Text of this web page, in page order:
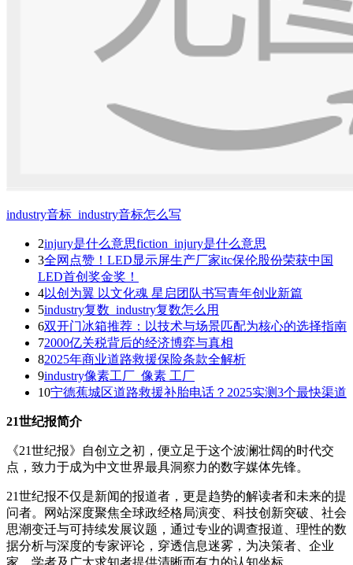
industry音标_industry音标怎么写
2injury是什么意思fiction_injury是什么意思
3全网点赞！LED显示屏生产厂家itc保伦股份荣获中国
LED首创奖金奖！
4以创为翼 以文化魂 星启团队书写青年创业新篇
5industry复数_industry复数怎么用
6双开门冰箱推荐：以技术与场景匹配为核心的选择指南
72000亿关税背后的经济博弈与真相
82025年商业道路救援保险条款全解析
9industry像素工厂_像素 工厂
10宁德蕉城区道路救援补胎电话？2025实测3个最快渠道
21世纪报简介
《21世纪报》自创立之初，便立足于这个波澜壮阔的时代交
点，致力于成为中文世界最具洞察力的数字媒体先锋。
21世纪报不仅是新闻的报道者，更是趋势的解读者和未来的提
问者。网站深度聚焦全球政经格局演变、科技创新突破、社会
思潮变迁与可持续发展议题，通过专业的调查报道、理性的数
据分析与深度的专家评论，穿透信息迷雾，为决策者、企业
家、学者及广大求知者提供清晰而有力的认知坐标。